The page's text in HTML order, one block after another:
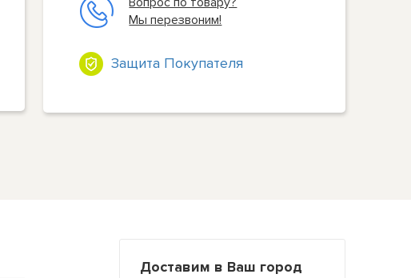
Мы перезвоним!
Защита Покупателя
Доставим в Ваш город